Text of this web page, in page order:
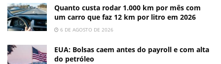
Quanto custa rodar 1.000 km por mês com
um carro que faz 12 km por litro em 2026
6 DE AGOSTO DE 2026
EUA: Bolsas caem antes do payroll e com alta
do petróleo